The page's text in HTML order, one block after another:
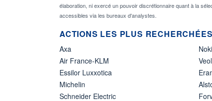
élaboration, ni exercé un pouvoir discrétionnaire quant à la
accessibles via les bureaux d'analystes.
ACTIONS LES PLUS
Axa
Air France-KLM
Essilor Luxxotica
Michelin
Schneider Electric